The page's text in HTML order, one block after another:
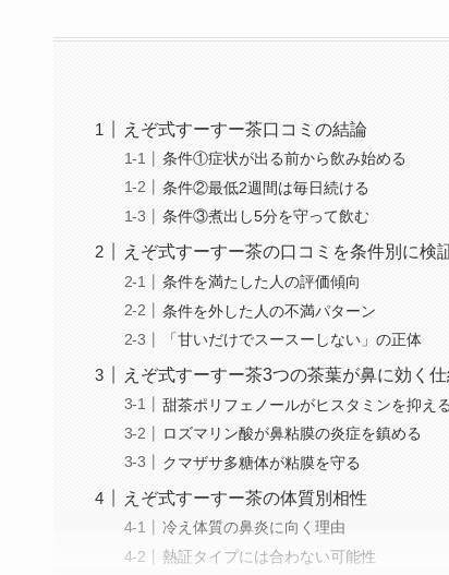
えぞ式すーすー茶口コミの結論
条件①症状が出る前から飲み始める
条件②最低2週間は毎日続ける
条件③煮出し5分を守って飲む
えぞ式すーすー茶の口コミを条件別に検
条件を満たした人の評価傾向
条件を外した人の不満パターン
「甘いだけでスースーしない」の正体
えぞ式すーすー茶3つの茶葉が鼻に効く
甜茶ポリフェノールがヒスタミンを抑える
ロズマリン酸が鼻粘膜の炎症を鎮める
クマザサ多糖体が粘膜を守る
えぞ式すーすー茶の体質別相性
冷え体質の鼻炎に向く理由
熱証タイプには合わない可能性